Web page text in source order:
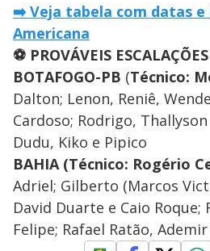
➡️ Veja tabela com datas e
Americana
⚽ PROVÁVEIS ESCALAÇÕES
BOTAFOGO-PB (Técnico:
Dalton; Lenon, Reniê,
Cardoso; Rodrigo,
Dudu, Kiko e Pipico
BAHIA (Técnico: Rogério
Adriel; Gilberto (Marcos
David Duarte e Caio Roque;
Felipe; Rafael Ratão,